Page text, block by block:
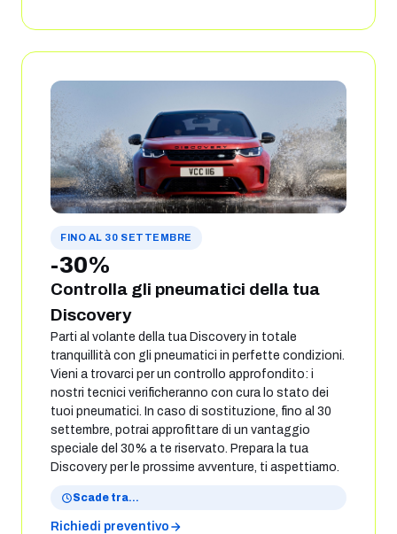
FINO AL 30 SETTEMBRE
-30%
Controlla gli pneumatici della tua
Discovery
Parti al volante della tua Discovery in totale
tranquillità con gli pneumatici in perfette condizioni.
Vieni a trovarci per un controllo approfondito: i
nostri tecnici verificheranno con cura lo stato dei
tuoi pneumatici. In caso di sostituzione, fino al 30
settembre, potrai approfittare di un vantaggio
speciale del 30% a te riservato. Prepara la tua
Discovery per le prossime avventure, ti aspettiamo.
Scade tra…
Richiedi preventivo